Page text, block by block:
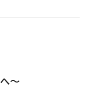
〜